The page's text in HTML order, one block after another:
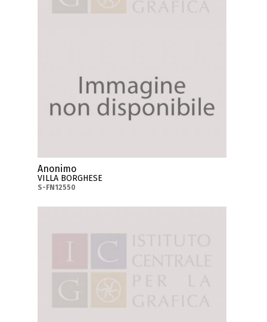
Anonimo
VILLA BORGHESE
S-FN12550